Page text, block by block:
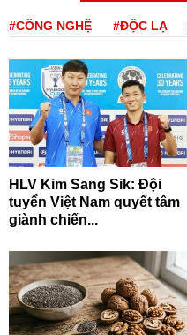
#CÔNG NGHỆ #ĐỘC LẠ
HLV Kim Sang Sik: Đội
tuyển Việt Nam quyết tâm
giành chiến...